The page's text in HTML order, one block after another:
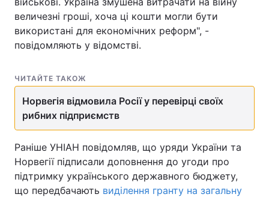
величезні гроші, хоча ці кошти могли бути
використані для економічних реформ", -
повідомляють у відомстві.
ЧИТАЙТЕ ТАКОЖ
Норвегія відмовила Росії у перевірці своїх
рибних підприємств
Раніше УНІАН повідомляв, що уряди України та
Норвегії підписали доповнення до угоди про
підтримку українського державного бюджету,
що передбачають виділення гранту на загальну